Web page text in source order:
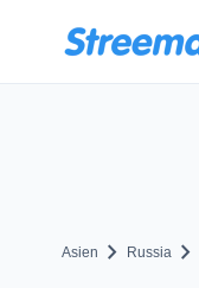
Asien chevron_right Russia chevron_right